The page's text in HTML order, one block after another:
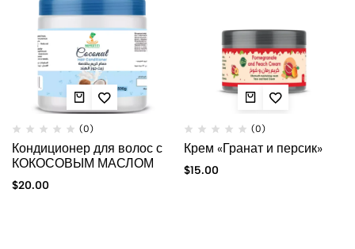
(0)
Кондиционер для волос с
КОКОСОВЫМ МАСЛОМ
$20.00
(0)
Крем «Гранат и персик»
$15.00